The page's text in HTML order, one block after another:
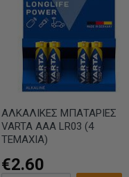
ΑΛΚΑΛΙΚΕΣ ΜΠΑΤΑΡΙΕΣ
VARTA AAA LR03 (4
TEMAXIA)
€2.60